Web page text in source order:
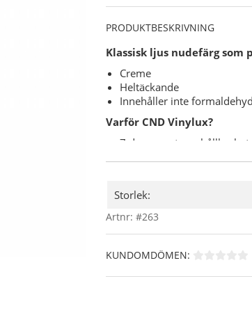
PRODUKTBESKRIVNING
Klassisk ljus nudefärg
Creme
Heltäckande
Innehåller inte
Varför CND Vinylux?
7 dagars extrem hållbarhet
"Base Coat" ( underlack )
Användning:
Applicera ett tunt lager
försegla nagelns
Skaka sedan CND
inte att försegla
Storlek:
Artnr: #263
KUNDOMDÖMEN: